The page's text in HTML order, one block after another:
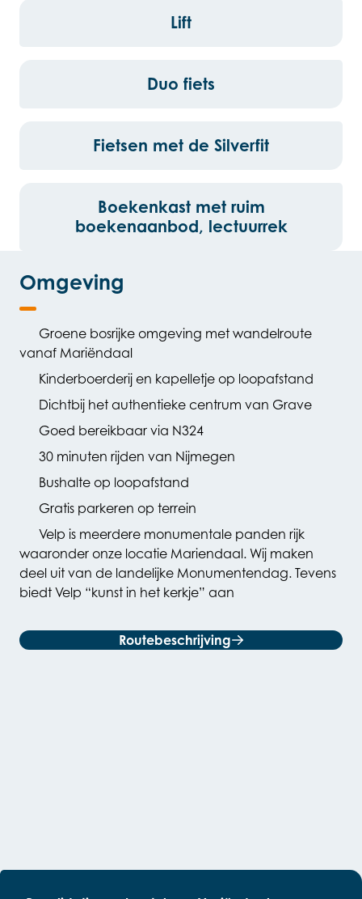
Lift
Duo fiets
Fietsen met de Silverfit
Boekenkast met ruim
boekenaanbod, lectuurrek
Omgeving
Groene bosrijke omgeving met wandelroute
vanaf Mariëndaal
Kinderboerderij en kapelletje op loopafstand
Dichtbij het authentieke centrum van Grave
Goed bereikbaar via N324
30 minuten rijden van Nijmegen
Bushalte op loopafstand
Gratis parkeren op terrein
Velp is meerdere monumentale panden rijk
waaronder onze locatie Mariendaal. Wij maken
deel uit van de landelijke Monumentendag. Tevens
biedt Velp “kunst in het kerkje” aan
Routebeschrijving